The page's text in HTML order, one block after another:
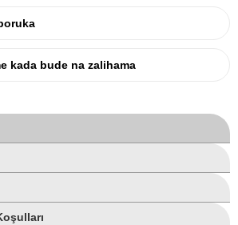
kada bude na zalihama